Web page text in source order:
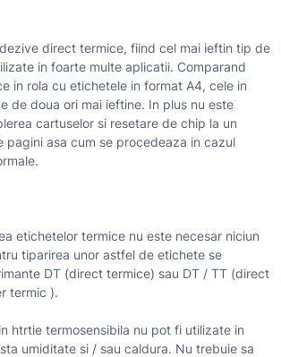
direct termice, fiind cel mai ieftin tip de
in foarte multe aplicatii. Comparand
in rola cu etichetele in format A4, cele in
de doua ori mai ieftine. In plus nu este
cartuselor si resetare de chip la un
pagini asa cum se procedeaza in cazul
etichetelor termice nu este necesar niciun
tiparirea unor astfel de etichete se
DT (direct termice) sau DT / TT (direct
termic ).
htrtie termosensibila nu pot fi utilizate in
umiditate si / sau caldura. Nu trebuie sa